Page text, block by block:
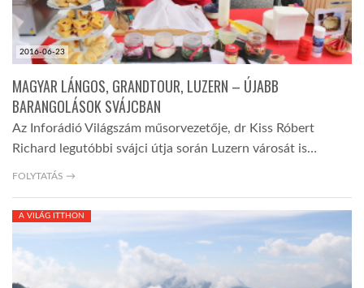
2016-06-23
MAGYAR LÁNGOS, GRANDTOUR, LUZERN – ÚJABB
BARANGOLÁSOK SVÁJCBAN
Az Inforádió Világszám műsorvezetője, dr Kiss Róbert
Richard legutóbbi svájci útja során Luzern városát is…
FOLYTATÁS →
A VILÁG ITTHON